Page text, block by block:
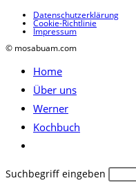
Datenschutzerklärung
Cookie-Richtlinie
Impressum
© mosabuam.com
Home
Über uns
Werner
Kochbuch
umschalten
Diese
Suchbegriff eingeben